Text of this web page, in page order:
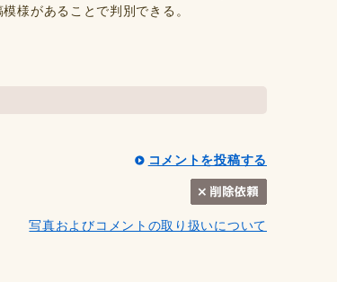
様があることで判別できる。
コメントを投稿する
写真およびコメントの取り扱いについて